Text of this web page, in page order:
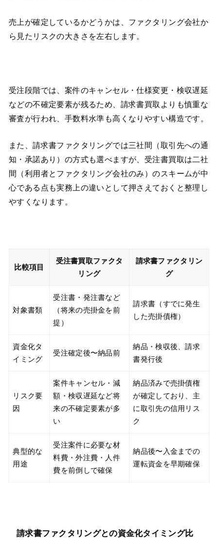
売上が確定しているかどうかは、ファクタリング会社か
ら見たリスクの大きさを左右します。
受注段階では、案件のキャンセル・仕様変更・検収遅延
などの不確定要素が残るため、請求書買取よりも慎重な
審査が行われ、手数料水準も高くなりやすい構造です。
また、請求書ファクタリングでは三社間（取引先への通
知・承諾あり）の方式も選べますが、受注書買取は二社
間（利用者とファクタリング会社のみ）のスキームが中
心である点も実務上の違いとして押さえておくと整理し
やすくなります。
比較項目
受注書買取ファクタ
リング
請求書ファクタリン
グ
対象書類
受注書・発注書など
（将来の売掛金を前
提）
請求書（すでに発生
した売掛債権）
資金化タ
イミング
受注確定後〜納品前
納品・検収後、請求
書発行後
リスク要
因
案件キャンセル・減
額・検収遅延など将
来の不確定要素が多
い
納品済みで売掛債権
が確定しており、主
に取引先の信用リス
ク
典型的な
用途
受注案件に必要な材
料費・外注費・人件
費を前倒しで確保
納品後〜入金までの
運転資金を早期確保
請求書ファクタリングとの資金化タイミング比